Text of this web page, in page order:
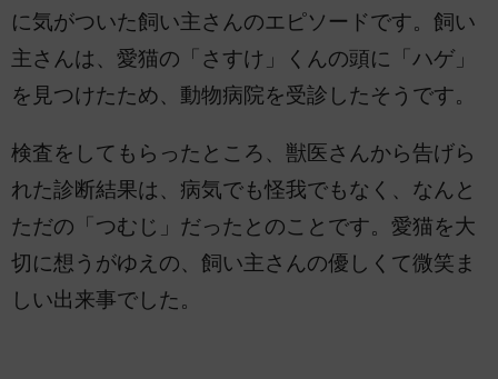
に気がついた飼い主さんのエピソードです。飼い
主さんは、愛猫の「さすけ」くんの頭に「ハゲ」
を見つけたため、動物病院を受診したそうです。
検査をしてもらったところ、獣医さんから告げら
れた診断結果は、病気でも怪我でもなく、なんと
ただの「つむじ」だったとのことです。愛猫を大
切に想うがゆえの、飼い主さんの優しくて微笑ま
しい出来事でした。